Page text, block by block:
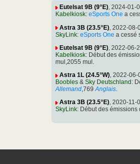
Eutelsat 9B (9°E), 2024-01-
Kabelkiosk: eSports One a
Astra 3B (23.5°E) , 2022-08-
SkyLink: eSports One a cessé
Eutelsat 9B (9°E), 2022-06-
Kabelkiosk: Début des
mul,2055 mul.
Astra 1L (24.5°W), 2022-06-
Boobles & Sky Deutschland :
Allemand,769 Anglais.
Astra 3B (23.5°E), 2020-11-
SkyLink: Début des émissions